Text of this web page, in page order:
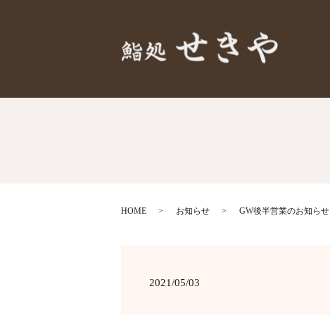
HOME お知らせ GW後半営業のお知らせ
2021/05/03